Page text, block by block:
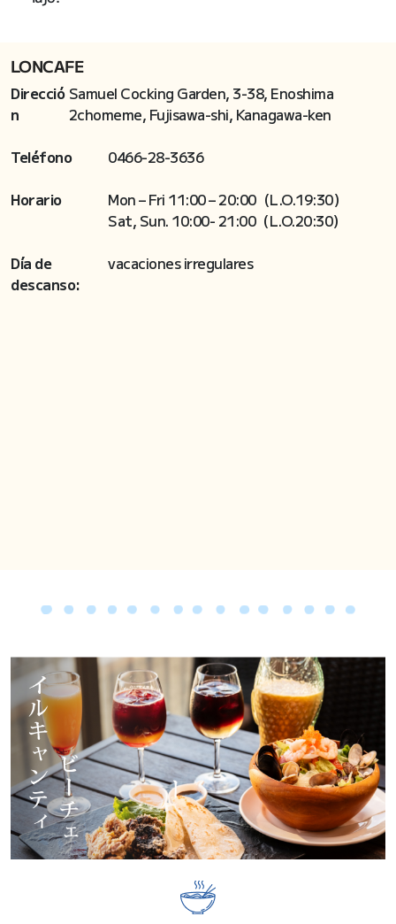
LONCAFE
Direcció
n
Samuel Cocking Garden, 3-38, Enoshima
2chomeme, Fujisawa-shi, Kanagawa-ken
Teléfono
0466-28-3636
Horario
Mon – Fri 11:00 – 20:00（L.O.19:30）
Sat, Sun. 10:00- 21:00（L.O.20:30）
Día de
descanso:
vacaciones irregulares